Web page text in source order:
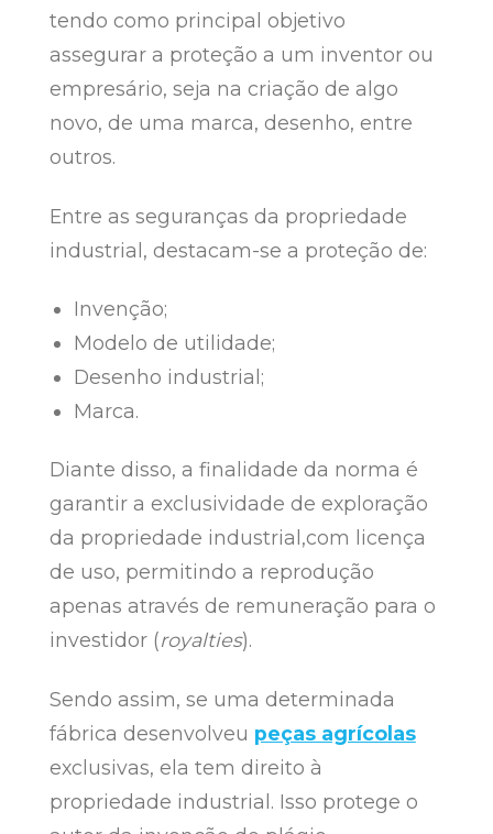
tendo como principal objetivo
assegurar a proteção a um inventor ou
empresário, seja na criação de algo
novo, de uma marca, desenho, entre
outros.
Entre as seguranças da propriedade
industrial, destacam-se a proteção de:
Invenção;
Modelo de utilidade;
Desenho industrial;
Marca.
Diante disso, a finalidade da norma é
garantir a exclusividade de exploração
da propriedade industrial,com licença
de uso, permitindo a reprodução
apenas através de remuneração para o
investidor (royalties).
Sendo assim, se uma determinada
fábrica desenvolveu peças agrícolas
exclusivas, ela tem direito à
propriedade industrial. Isso protege o